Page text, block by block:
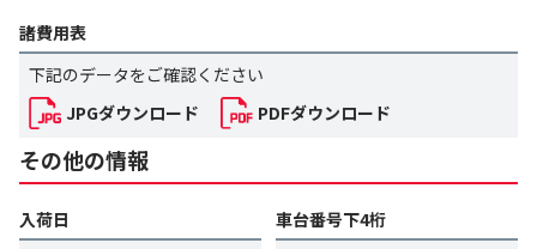
諸費用表
下記のデータをご確認ください
JPGダウンロード
PDFダウンロード
その他の情報
入荷日
車台番号下4桁